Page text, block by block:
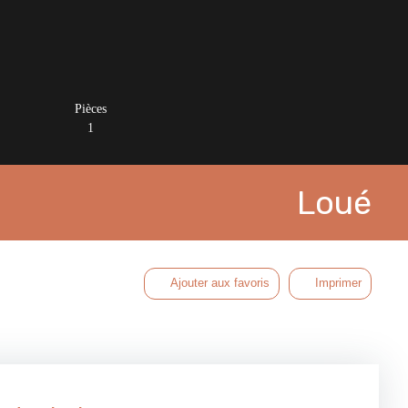
Pièces
1
Loué
Ajouter aux favoris Imprimer